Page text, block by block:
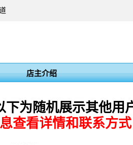
店主介绍
下为随机展示其他用
查看详情和联系方式